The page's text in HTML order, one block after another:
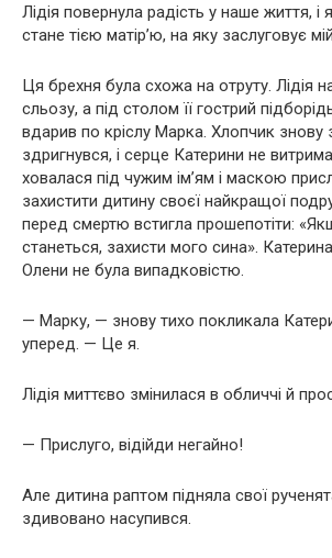
Лідія повернула радість у наше життя,
стане тією матір’ю, на яку заслуговує
Ця брехня була схожа на отруту. Лідія
сльозу, а під столом її гострий
вдарив по кріслу Марка. Хлопчик знову
здригнувся, і серце Катерини не
ховалася під чужим ім’ям і маскою
захистити дитину своєї найкращої
перед смертю встигла прошепотіти:
станеться, захисти мого сина».
Олени не була випадковістю.
— Марку, — знову тихо покликала
уперед. — Це я.
Лідія миттєво змінилася в обличчі й
— Прислуго, відійди негайно!
Але дитина раптом підняла свої
здивовано насупився.